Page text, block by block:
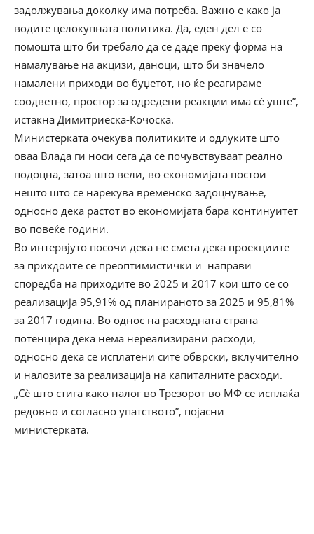
задолжувања доколку има потреба. Важно е како ја
водите целокупната политика. Да, еден дел е со
помошта што би требало да се даде преку форма на
намалување на акцизи, даноци, што би значело
намалени приходи во буџетот, но ќе реагираме
соодветно, простор за одредени реакции има сè уште”,
истакна Димитриеска-Кочоска.
Министерката очекува политиките и одлуките што
оваа Влада ги носи сега да се почувствуваат реално
подоцна, затоа што вели, во економијата постои
нешто што се нарекува временско задоцнување,
односно дека растот во економијата бара континуитет
во повеќе години.
Во интервјуто посочи дека не смета дека проекциите
за прихдоите се преоптимистички и направи
споредба на приходите во 2025 и 2017 кои што се со
реализација 95,91% од планираното за 2025 и 95,81%
за 2017 година. Во однос на расходната страна
потенцира дека нема нереализирани расходи,
односно дека се исплатени сите обврски, вклучително
и налозите за реализација на капиталните расходи.
„Сè што стига како налог во Трезорот во МФ се исплаќа
редовно и согласно упатството”, појасни
министерката.